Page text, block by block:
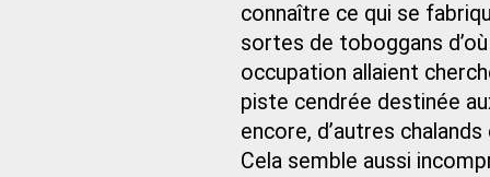
connaître ce qui se
sortes de toboggans
occupation allaient
piste cendrée destinée
encore, d’autres
Cela semble aussi